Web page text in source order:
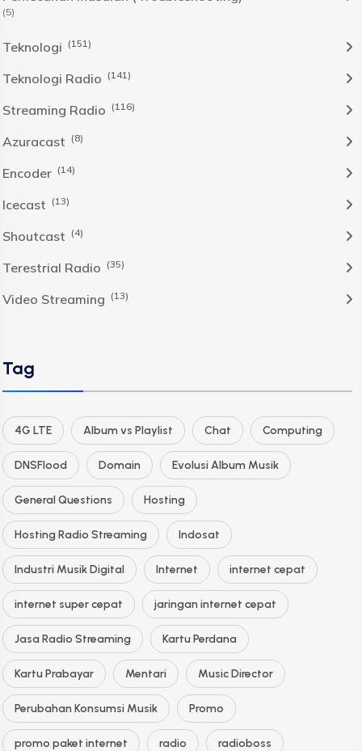
(5)
Teknologi (151)
Teknologi Radio (141)
Streaming Radio (116)
Azuracast (8)
Encoder (14)
Icecast (13)
Shoutcast (4)
Terestrial Radio (35)
Video Streaming (13)
Tag
4G LTE Album vs Playlist Chat Computing
DNSFlood Domain Evolusi Album Musik
General Questions Hosting
Hosting Radio Streaming Indosat
Industri Musik Digital Internet internet cepat
internet super cepat jaringan internet cepat
Jasa Radio Streaming Kartu Perdana
Kartu Prabayar Mentari Music Director
Perubahan Konsumsi Musik Promo
promo paket internet radio radioboss